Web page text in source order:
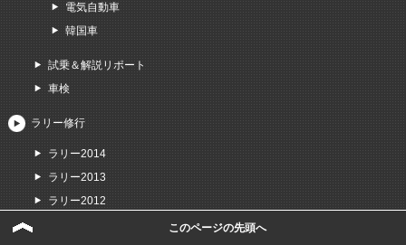
電気自動車
韓国車
試乗＆解説リポート
車検
ラリー修行
ラリー2014
ラリー2013
ラリー2012
このページの先頭へ